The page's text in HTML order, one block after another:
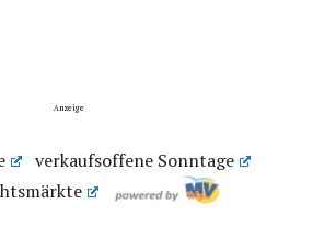
Anzeige
verkaufsoffene Sonntage